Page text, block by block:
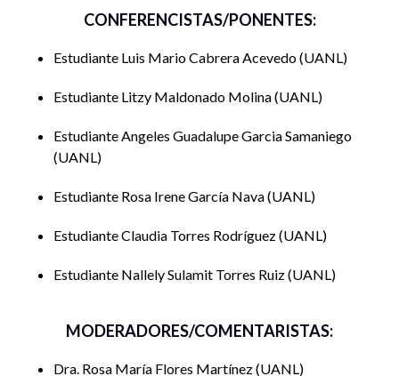
problemáticas complejas.
Durante el evento, se presentarán avances y resultados de
metodológicos innovadores, y se propondrán estrategias
para la incidencia social basada en evidencia. A través de
conferencias magistrales, mesas de discusión,
participantes tendrán la oportunidad de compartir sus
de colaboración que fortalezcan su capacidad de
y su compromiso con la transformación social,
distintos actores involucrados en la generación de
CONFERENCISTAS/PONENTES:
Estudiante Luis Mario Cabrera Acevedo UANL
Estudiante Litzy Maldonado Molina UANL
Estudiante Angeles Guadalupe Garcia Samaniego
UANL
Estudiante Rosa Irene García Nava UANL
Estudiante Claudia Torres Rodríguez UANL
Estudiante Nallely Sulamit Torres Ruiz UANL
MODERADORES/COMENTARISTAS:
Dra. Rosa María Flores Martínez UANL